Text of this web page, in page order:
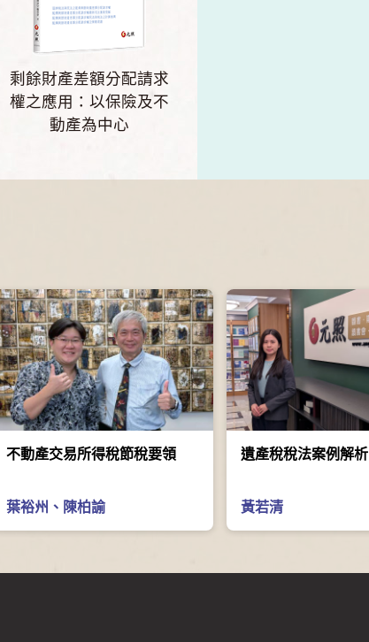
剩餘財產差額分配請求
權之應用：以保險及不
動產為中心
不動產交易所得稅節稅要領
葉裕州 、 陳柏諭
遺產稅稅法案例解析
黃若清